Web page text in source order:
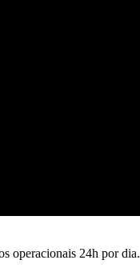
operacionais 24h por dia.